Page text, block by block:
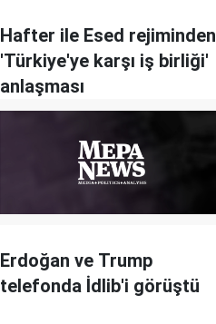
Hafter ile Esed rejiminden
'Türkiye'ye karşı iş birliği'
anlaşması
Erdoğan ve Trump
telefonda İdlib'i görüştü